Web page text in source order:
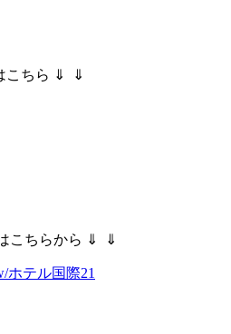
こちら ⇓ ⇓
こちらから ⇓ ⇓
ホテル国際21